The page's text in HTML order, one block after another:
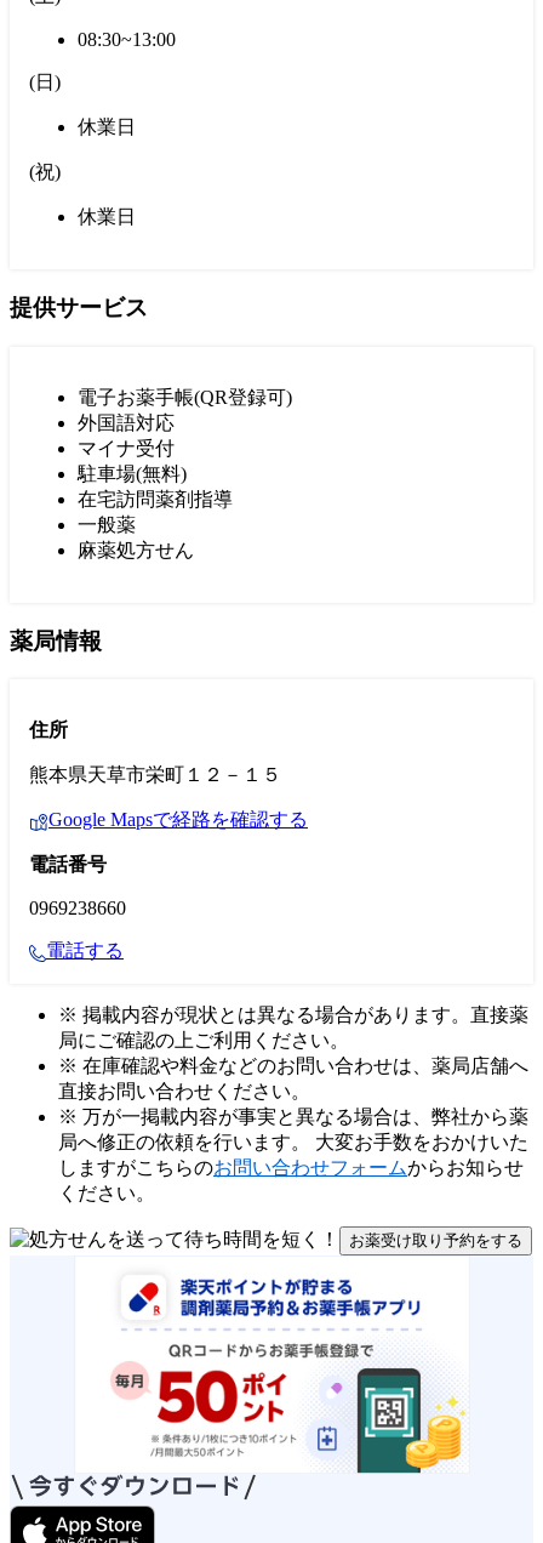
08:30~13:00
(日 )
休業日
(祝)
休業日
提供サービス
電子お薬手帳(QR登録可)
外国語対応
マイナ受付
駐車場(無料)
在宅訪問薬剤指導
一般薬
麻薬処方せん
薬局情報
住所
熊本県天草市栄町１２－１５
Google Mapsで経路を確認する
電話番号
0969238660
電話する
※ 掲載内容が現状とは異なる場合があります。直接薬
局にご確認の上ご利用ください。
※ 在庫確認や料金などのお問い合わせは、薬局店舗へ
直接お問い合わせください。
※ 万が一掲載内容が事実と異なる場合は、弊社から薬
局へ修正の依頼を行います。 大変お手数をおかけいた
しますがこちらのお問い合わせフォームからお知らせ
ください。
お薬受け取り予約をする